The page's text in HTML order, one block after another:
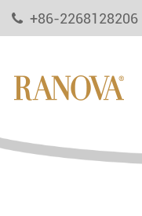
+86-2268128206